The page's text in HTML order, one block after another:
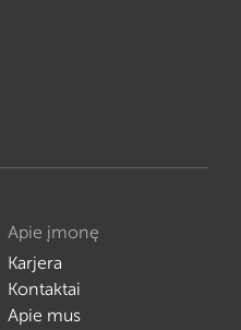
Apie įmonę
Karjera
Kontaktai
Apie mus